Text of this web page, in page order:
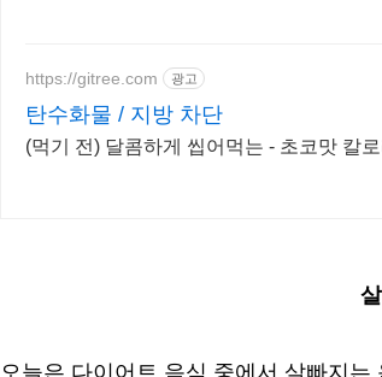
https://gitree.com 광고
탄수화물 / 지방 차단
(먹기 전) 달콤하게 씹어먹는 - 초코맛 칼
오늘은 다이어트 음식 중에서 살빠지